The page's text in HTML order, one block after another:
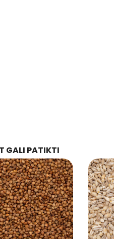
GALI PATIKTI